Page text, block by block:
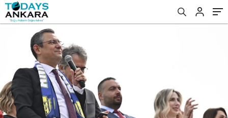
karşılayamıyoruz” sözlerine yanıt
vatandaşla tartıştı